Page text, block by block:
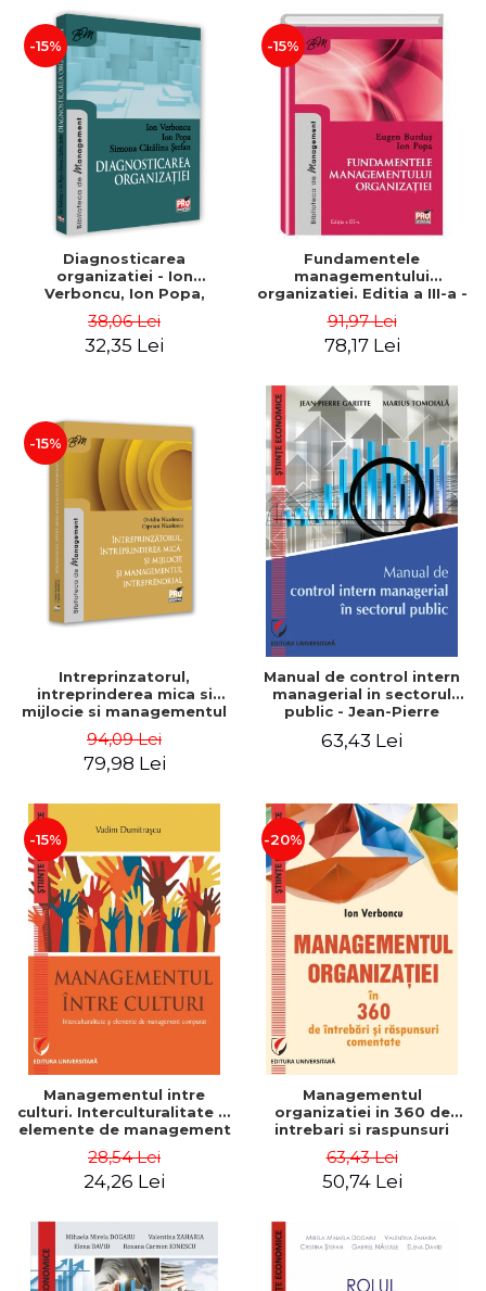
-15%
Diagnosticarea
organizatiei - Ion
Verboncu, Ion Popa,
38,06 Lei
32,35 Lei
-15%
Fundamentele
managementului
organizatiei. Editia a III-a -
91,97 Lei
78,17 Lei
-15%
Intreprinzatorul,
intreprinderea mica si
mijlocie si managementul
Nicolescu, Ciprian
Nicolescu
94,09 Lei
79,98 Lei
Manual de control intern
managerial in sectorul
public - Jean-Pierre
63,43 Lei
-15%
Managementul intre
culturi. Interculturalitate si
elemente de management
Dumitrascu
28,54 Lei
24,26 Lei
-20%
Managementul
organizatiei in 360 de
intrebari si raspunsuri
63,43 Lei
50,74 Lei